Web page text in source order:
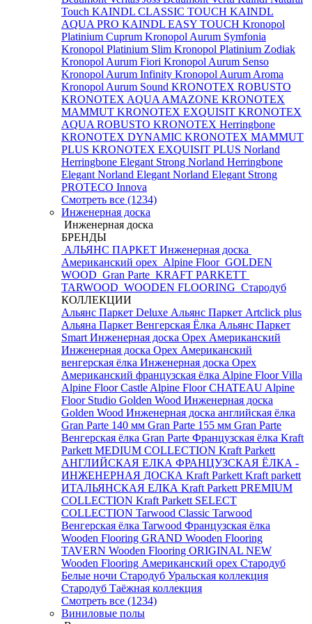
Touch KAINDL CLASSIC TOUCH KAINDL
AQUA PRO KAINDL EASY TOUCH Kronopol
Platinium Cuprum Kronopol Aurum Symfonia
Kronopol Platinium Slim Kronopol Platinium Zodiak
Kronopol Aurum Fiori Kronopol Aurum Senso
Kronopol Aurum Infinity Kronopol Aurum Aroma
Kronopol Aurum Sound KRONOTEX ROBUSTO
KRONOTEX AQUA AMAZONE KRONOTEX
MAMMUT KRONOTEX EXQUISIT KRONOTEX
AQUA ROBUSTO KRONOTEX Herringbone
KRONOTEX DYNAMIC KRONOTEX MAMMUT
PLUS KRONOTEX EXQUISIT PLUS Norland
Herringbone Elegant Strong Norland Herringbone
Elegant Norland Elegant Norland Elegant Strong
PROTECO Innova
Смотреть все (1234)
Инженерная доска
Инженерная доска
БРЕНДЫ
АЛЬЯНС ПАРКЕТ Инженерная доска
Американский орех Alpine Floor GOLDEN
WOOD Gran Parte KRAFT PARKETT
TARWOOD WOODEN FLOORING Стародуб
КОЛЛЕКЦИИ
Альянс Паркет Deluxe Альянс Паркет Artclick plus
Альяна Паркет Венгерская Ёлка Альянс Паркет
Smart Инженерная доска Орех Американский
Инженерная доска Орех Американский
венгерская ёлка Инженерная доска Орех
Американский французская ёлка Alpine Floor Villa
Alpine Floor Castle Alpine Floor CHATEAU Alpine
Floor Studio Golden Wood Инженерная доска
Golden Wood Инженерная доска английская ёлка
Gran Parte 140 мм Gran Parte 155 мм Gran Parte
Венгерская ёлка Gran Parte Французская ёлка Kraft
Parkett MEDIUM COLLECTION Kraft Parkett
АНГЛИЙСКАЯ ЕЛКА ФРАНЦУЗСКАЯ ЁЛКА -
ИНЖЕНЕРНАЯ ДОСКА Kraft Parkett Kraft parkett
ИТАЛЬЯНСКАЯ ЕЛКА Kraft Parkett PREMIUM
COLLECTION Kraft Parkett SELECT
COLLECTION Tarwood Classic Tarwood
Венгерская ёлка Tarwood Французская ёлка
Wooden Flooring GRAND Wooden Flooring
TAVERN Wooden Flooring ORIGINAL NEW
Wooden Flooring Американский орех Стародуб
Белые ночи Стародуб Уральская коллекция
Стародуб Таёжная коллекция
Смотреть все (1234)
Виниловые полы